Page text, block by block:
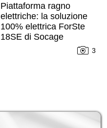
Piattaforma ragno
elettriche: la soluzione
100% elettrica ForSte
18SE di Socage
3